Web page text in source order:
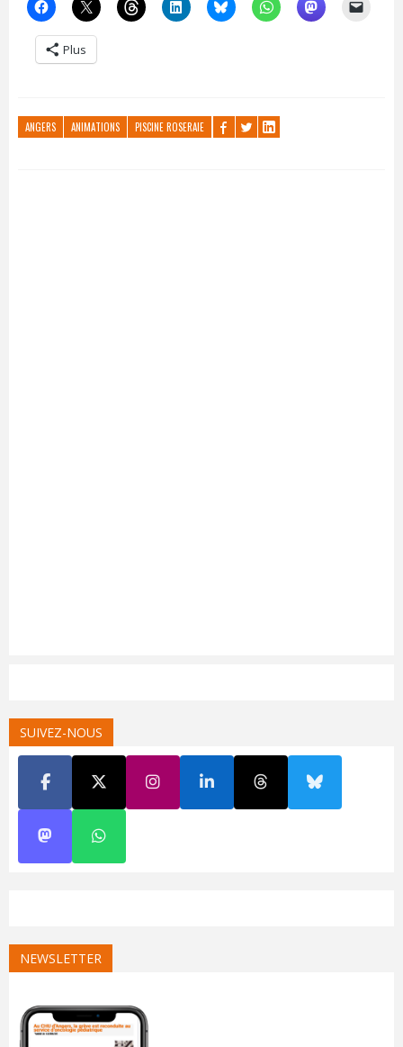
Plus
ANGERS ANIMATIONS PISCINE ROSERAIE
SUIVEZ-NOUS
NEWSLETTER